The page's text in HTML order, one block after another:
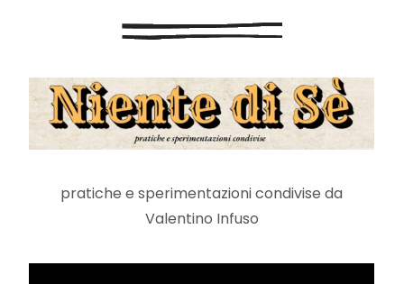
pratiche e sperimentazioni condivise da
Valentino Infuso